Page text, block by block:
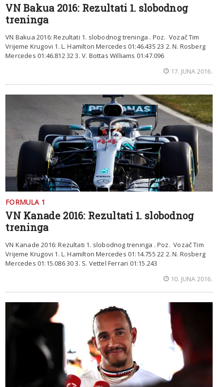
VN Bakua 2016: Rezultati 1. slobodnog
treninga
VN Bakua 2016: Rezultati 1. slobodnog treninga . Poz. Vozač Tim
Vrijeme Krugovi 1. L. Hamilton Mercedes 01:46.435 23 2. N. Rosberg
Mercedes 01:46.812 32 3. V. Bottas Williams 01:47.096
17. JUNA 2016.
FORMULA 1
VN Kanade 2016: Rezultati 1. slobodnog
treninga
VN Kanade 2016: Rezultati 1. slobodnog treninga . Poz. Vozač Tim
Vrijeme Krugovi 1. L. Hamilton Mercedes 01:14.755 22 2. N. Rosberg
Mercedes 01:15.086 30 3. S. Vettel Ferrari 01:15.243
10. JUNA 2016.